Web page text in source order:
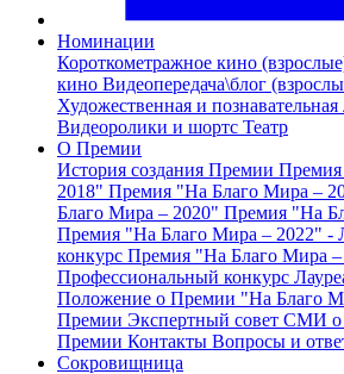
Номинации
Короткометражное кино
кино Видеопередача\блог
Художественная и познавательная
Видеоролики и шортс Театр
О Премии
История создания Премии
2018" Премия "На Благо Мира –
Благо Мира – 2020" Премия "На
Премия "На Благо Мира – 2022" -
конкурс Премия "На Благо Мира –
Профессиональный конкурс
Положение о Премии "На Благо
Премии Экспертный совет СМИ о
Премии Контакты Вопросы и
Сокровищница